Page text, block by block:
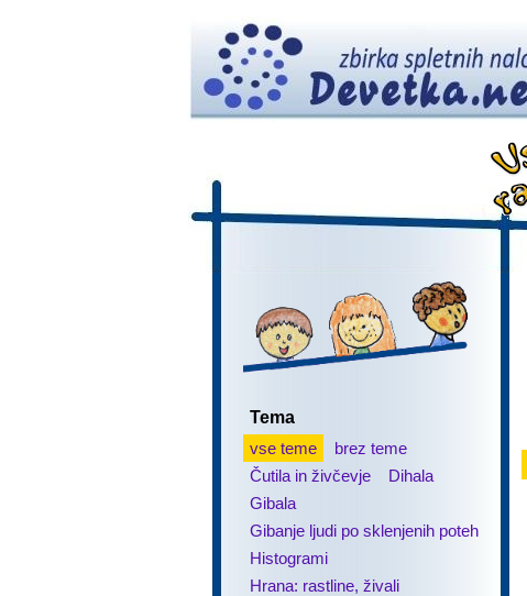
Tema
vse teme
brez teme
Čutila in živčevje
Dihala
Gibala
Gibanje ljudi po sklenjenih poteh
Histogrami
Hrana: rastline, živali